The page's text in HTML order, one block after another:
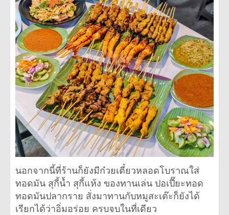
นอกจากนี้ที่ร้านก็ยังมีก๋วยเตี๋ยวหลอดโบราณใส่
ทอดมัน สุกี้น้ำ สุกี้แห้ง ของทานเล่น ปอเปี๊ยะทอด
ทอดมันปลากราย สั่งมาทานกับหมูสะเต๊ะก็ยังได้
เรียกได้ว่าอิ่มอร่อย ครบจบในที่เดียว